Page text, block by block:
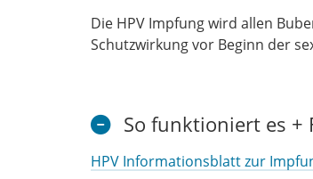
Die HPV Impfung wird allen
Schutzwirkung vor Beginn der
So funktioniert es +
HPV Informationsblatt zur